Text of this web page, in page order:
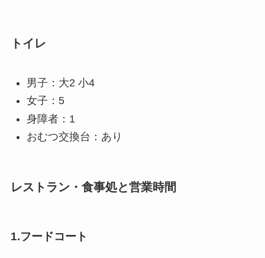
トイレ
男子：大2 小4
女子：5
身障者：1
おむつ交換台：あり
レストラン・食事処と営業時間
1.フードコート